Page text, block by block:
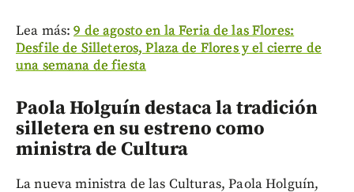
Lea más:9 de agosto en la Feria de las Flores:
Desfile de Silleteros, Plaza de Flores y el cierre de
una semana de fiesta
Paola Holguín destaca la tradición
silletera en su estreno como
ministra de Cultura
La nueva ministra de las Culturas, Paola Holguín,